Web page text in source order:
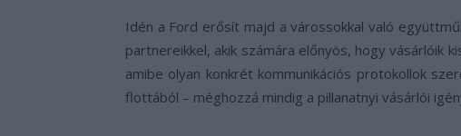
Idén a Ford erősít majd a várossokkal való
partnereikkel, akik számára előnyös, hogy
amibe olyan konkrét kommunikációs protokollok
flottából – méghozzá mindig a pillanatnyi vásárlói